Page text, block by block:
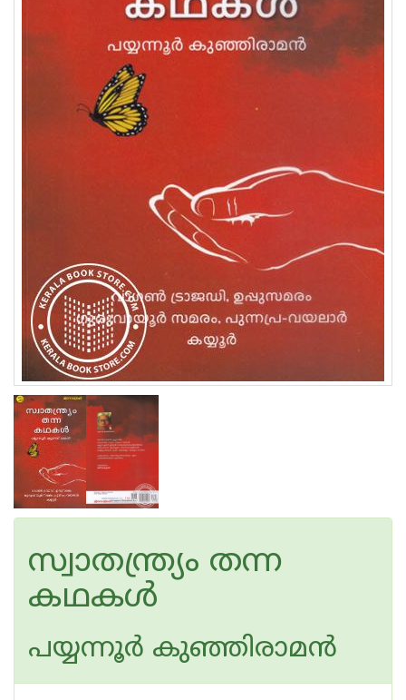
സ്വാതന്ത്ര്യം തന്ന
കഥകള്‍
പയ്യന്നൂര്‍ കുഞ്ഞിരാമന്‍